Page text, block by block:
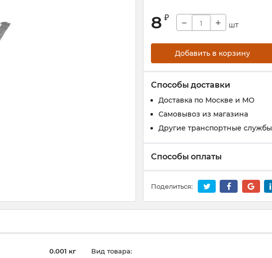
8 ₽ − + шт
Добавить в корзину
Способы доставки
Доставка по Москве и МО
Самовывоз из магазина
Другие транспортные службы
Способы оплаты
Поделиться:
0.001 кг Вид товара: